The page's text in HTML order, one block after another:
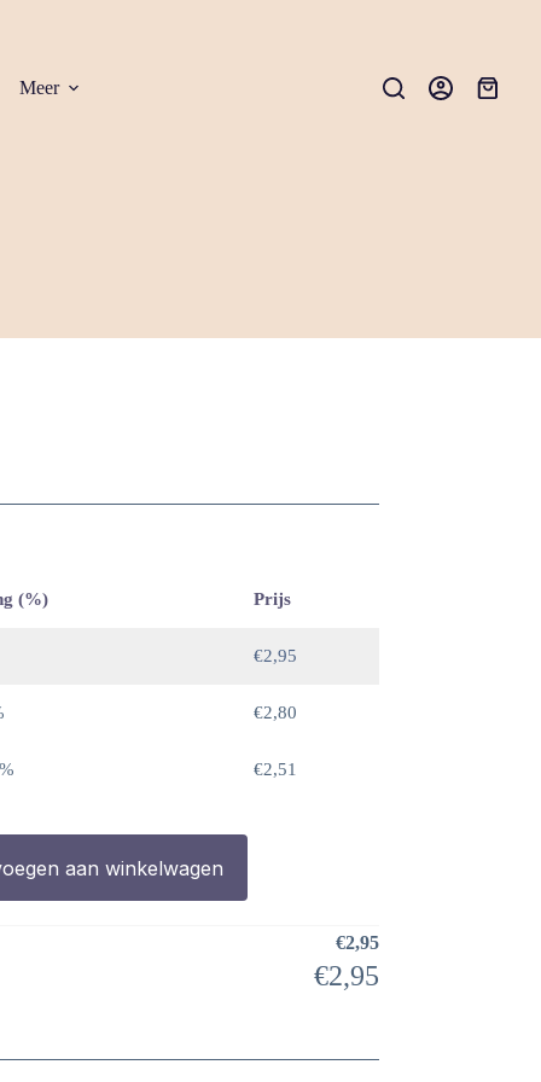
Meer
(%) Prijs
€2,95
€2,80
€2,51
aan winkelwagen
€2,95
€2,95